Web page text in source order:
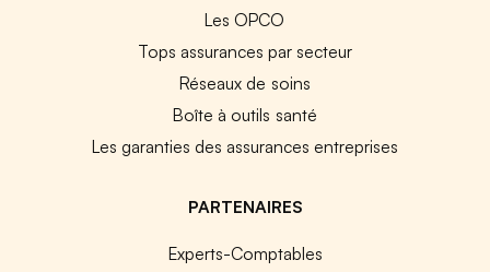
Les OPCO
Tops assurances par secteur
Réseaux de soins
Boîte à outils santé
Les garanties des assurances entreprises
PARTENAIRES
Experts-Comptables